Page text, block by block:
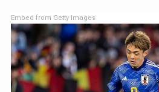
Embed from Getty Images